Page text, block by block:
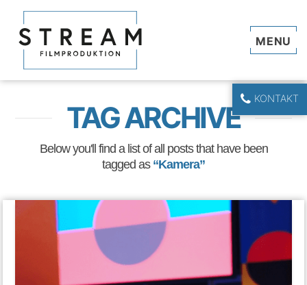
KONTAKT
TAG ARCHIVE
Below you'll find a list of all posts that have been
tagged as “Kamera”